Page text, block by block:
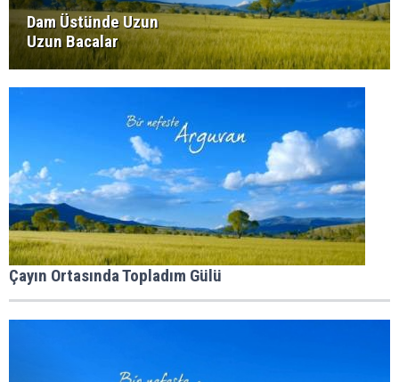
Dam Üstünde Uzun
Uzun Bacalar
Çayın Ortasında Topladım Gülü